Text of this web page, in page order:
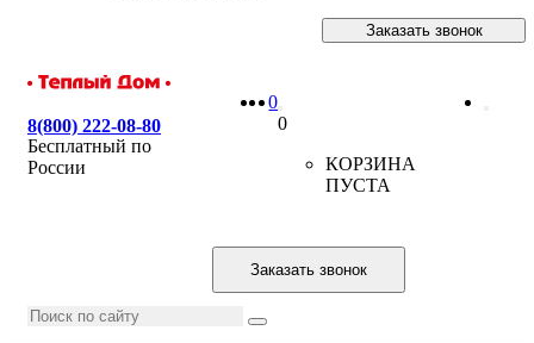
Заказать звонок
8(800) 222-08-80
Бесплатный по
России
0
0
КОРЗИНА
ПУСТА
Заказать звонок